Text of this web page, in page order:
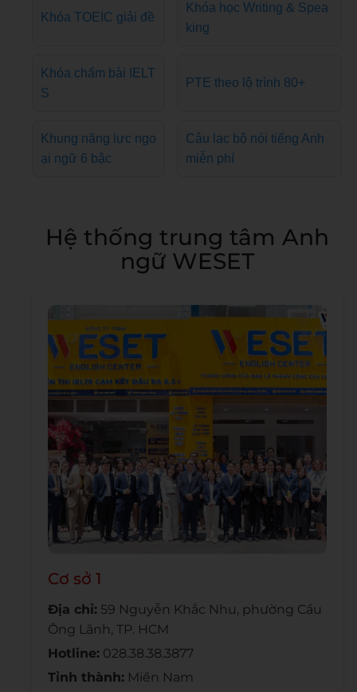
Khóa TOEIC giải đề
Khóa học Writing & Spea
king
Khóa chấm bài IELT
S
PTE theo lộ trình 80+
Khung năng lực ngo
ại ngữ 6 bậc
Câu lạc bộ nói tiếng Anh
miễn phí
Hệ thống trung tâm Anh
ngữ WESET
Cơ sở 1
Địa chỉ: 59 Nguyễn Khắc Nhu, phường Cầu
Ông Lãnh, TP. HCM
Hotline: 028.38.38.3877
Tỉnh thành: Miền Nam